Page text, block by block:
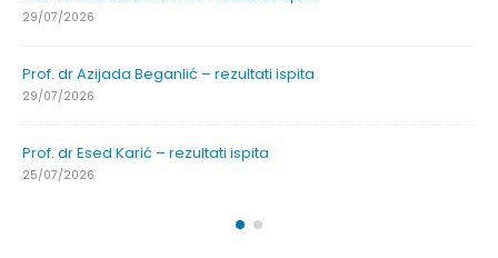
29/07/2026
Prof. dr Azijada Beganlić – rezultati ispita
29/07/2026
Prof. dr Esed Karić – rezultati ispita
25/07/2026